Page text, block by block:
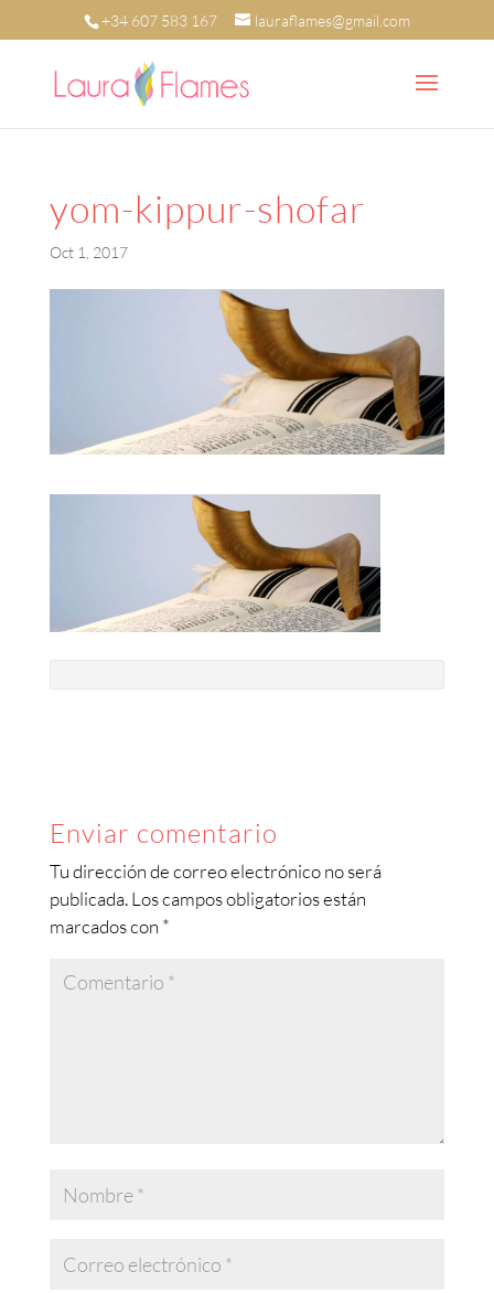
+34 607 583 167 lauraflames@gmail.com
yom-kippur-shofar
Oct 1, 2017
Enviar comentario
Tu dirección de correo electrónico no será
publicada. Los campos obligatorios están
marcados con *